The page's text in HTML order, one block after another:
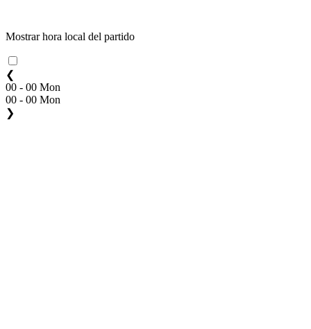
Mostrar hora local del partido
❮
00 - 00 Mon
00 - 00 Mon
❯